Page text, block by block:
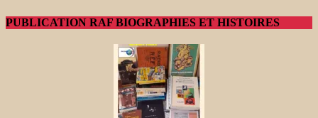
PUBLICATION RAF BIOGRAPHIES ET HISTOIRES